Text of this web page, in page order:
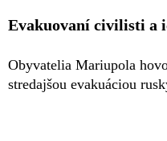
Evakuovaní civilisti a
Obyvatelia Mariupola
stredajšou evakuáciou